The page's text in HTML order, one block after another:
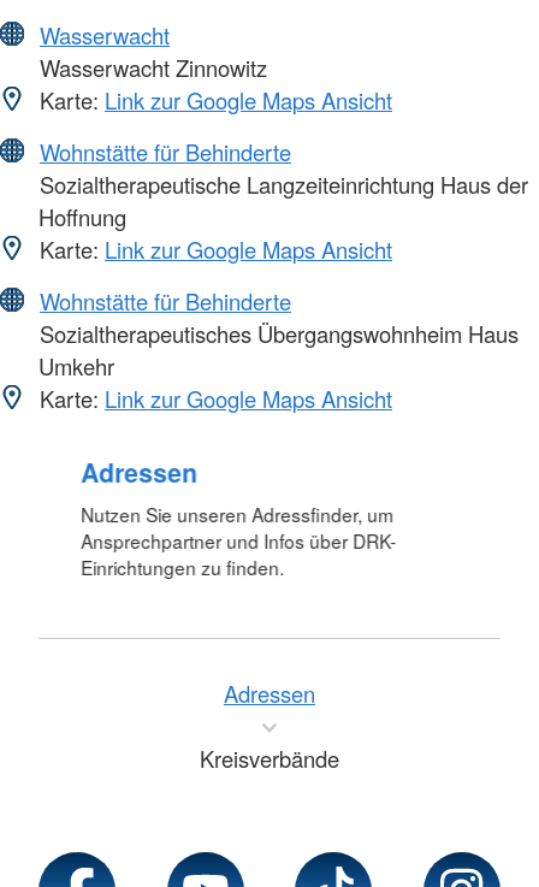
Wasserwacht
Wasserwacht Zinnowitz
Karte: Link zur Google Maps Ansicht
Wohnstätte für Behinderte
Sozialtherapeutische Langzeiteinrichtung Haus der
Hoffnung
Karte: Link zur Google Maps Ansicht
Wohnstätte für Behinderte
Sozialtherapeutisches Übergangswohnheim Haus
Umkehr
Karte: Link zur Google Maps Ansicht
Adressen
Nutzen Sie unseren Adressfinder, um
Ansprechpartner und Infos über DRK-
Einrichtungen zu finden.
Adressen
Kreisverbände